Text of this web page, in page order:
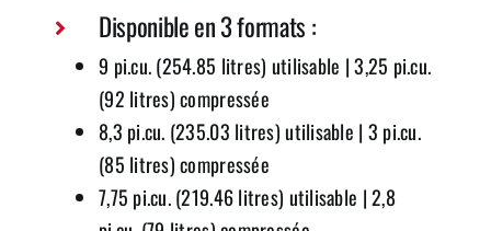
Disponible en 3 formats :
9 pi.cu. (254.85 litres) utilisable | 3,25 pi.cu.
(92 litres) compressée
8,3 pi.cu. (235.03 litres) utilisable | 3 pi.cu.
(85 litres) compressée
7,75 pi.cu. (219.46 litres) utilisable | 2,8